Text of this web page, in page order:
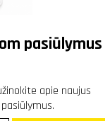
pasiūlymus
apie naujus